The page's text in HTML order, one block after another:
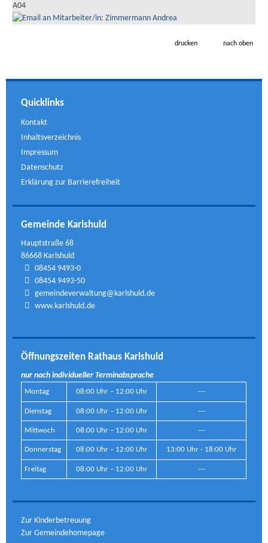
A04
drucken nach oben
Quicklinks
Kontakt
Inhaltsverzeichnis
Impressum
Datenschutz
Erklärung zur Barrierefreiheit
Gemeinde Karlshuld
Hauptstraße 68
86668 Karlshuld
08454 9493-0
08454 9493-50
gemeindeverwaltung@karlshuld.de
www.karlshuld.de
Öffnungszeiten Rathaus Karlshuld
nur nach individueller Terminabsprache
Montag 08:00 Uhr – 12:00 Uhr ---
Dienstag 08:00 Uhr – 12:00 Uhr ---
Mittwoch 08:00 Uhr – 12:00 Uhr ---
Donnerstag 08:00 Uhr – 12:00 Uhr 13:00 Uhr - 18:00 Uhr
Freitag 08:00 Uhr – 12:00 Uhr ---
Zur Kinderbetreuung
Zur Gemeindehomepage